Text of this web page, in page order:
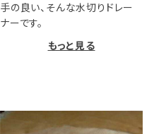
手の良い、そんな水切りドレー
ナーです。
もっと見る